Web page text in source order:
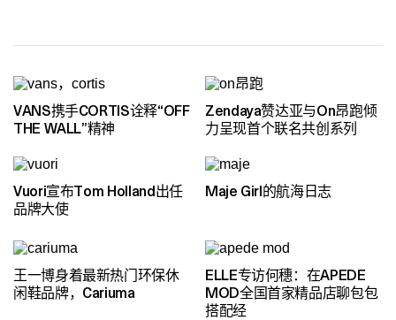
VANS携手CORTIS诠释“OFF
THE WALL”精神
Zendaya赞达亚与On昂跑倾
力呈现首个联名共创系列
Vuori宣布Tom Holland出任
品牌大使
Maje Girl的航海日志
王一博身着最新热门环保休
闲鞋品牌，Cariuma
ELLE专访何穗：在APEDE
MOD全国首家精品店聊包包
搭配经